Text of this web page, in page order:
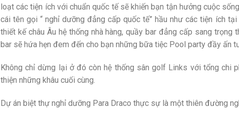
loạt các tiện ích với chuẩn quốc tế sẽ khiến bạn tận hưởng cuộc
cái tên gọi “ nghỉ dưỡng đẳng cấp quốc tế” hầu như các tiện ích
thiết kế châu Âu hệ thống nhà hàng, quầy bar đẳng cấp sang
bar sẽ hứa hẹn đem đến cho bạn những bữa tiệc Pool party đầy ấn
Không chỉ dừng lại ở đó còn hệ thống sân golf Links với tổng chi
thiện những khâu cuối cùng.
Dự án biệt thự nghỉ dưỡng Para Draco thực sự là một thiên đường